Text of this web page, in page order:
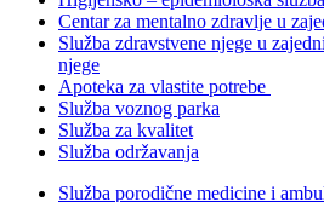
Centar za mentalno zdravlje u
Služba zdravstvene njege u
njege
Apoteka za vlastite potrebe
Služba voznog parka
Služba za kvalitet
Služba održavanja
Služba porodične medicine i